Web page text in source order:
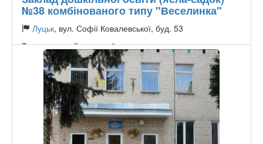
№38 комбінованого типу "Веселинка"
Луцьк, вул. Софії Ковалевської, буд. 53
Тип садочку:Державний